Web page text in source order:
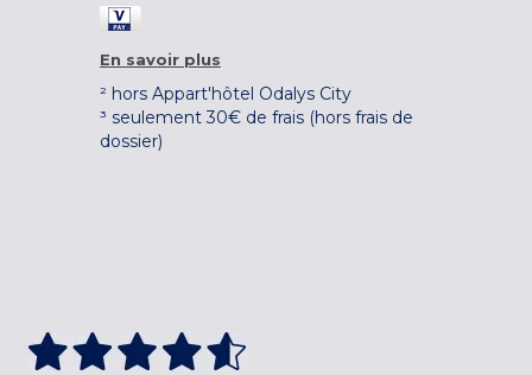
En savoir plus
² hors Appart'hôtel Odalys City
³ seulement 30€ de frais (hors frais de
dossier)